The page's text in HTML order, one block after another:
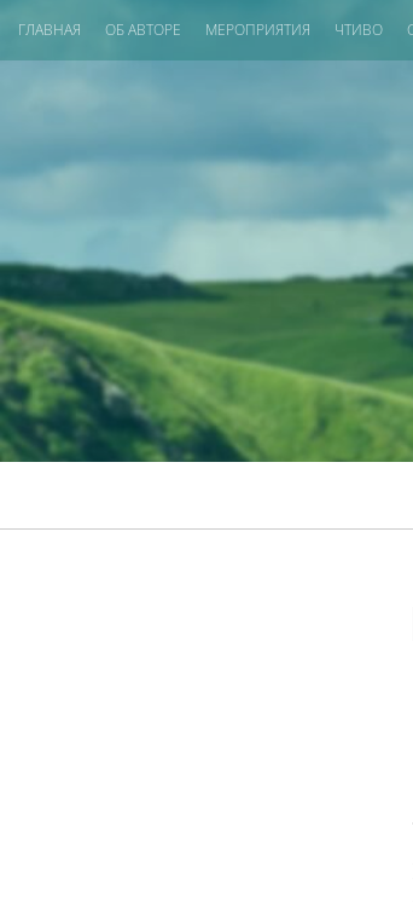
ГЛАВНАЯ ОБ АВТОРЕ МЕРОПРИЯТИЯ ЧТИВО